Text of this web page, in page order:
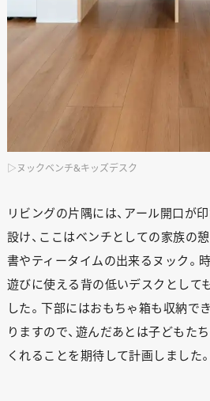
▷ヌックベンチ&キッズデスク
リビングの片隅には、アール開口が
設け、ここはベンチとしての家族の
書やティータイムの出来るヌック。
遊びに使える背の低いデスクとして
した。下部にはおもちゃ箱も収納で
りますので、遊んだあとは子どもた
くれることを期待して計画しました。